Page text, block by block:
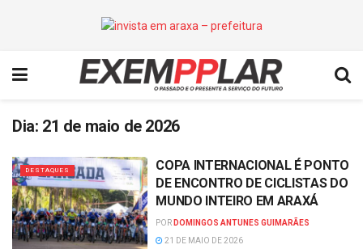
Dia: 21 de maio de 2026
DESTAQUES
COPA INTERNACIONAL É PONTO
DE ENCONTRO DE CICLISTAS DO
MUNDO INTEIRO EM ARAXÁ
POR DOMINGOS ANTUNES GUIMARÃES
21 DE MAIO DE 2026